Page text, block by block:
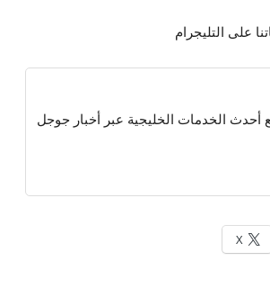
على التليجرام
أحدث الخدمات الخليجية عبر أخبار جوجل
X